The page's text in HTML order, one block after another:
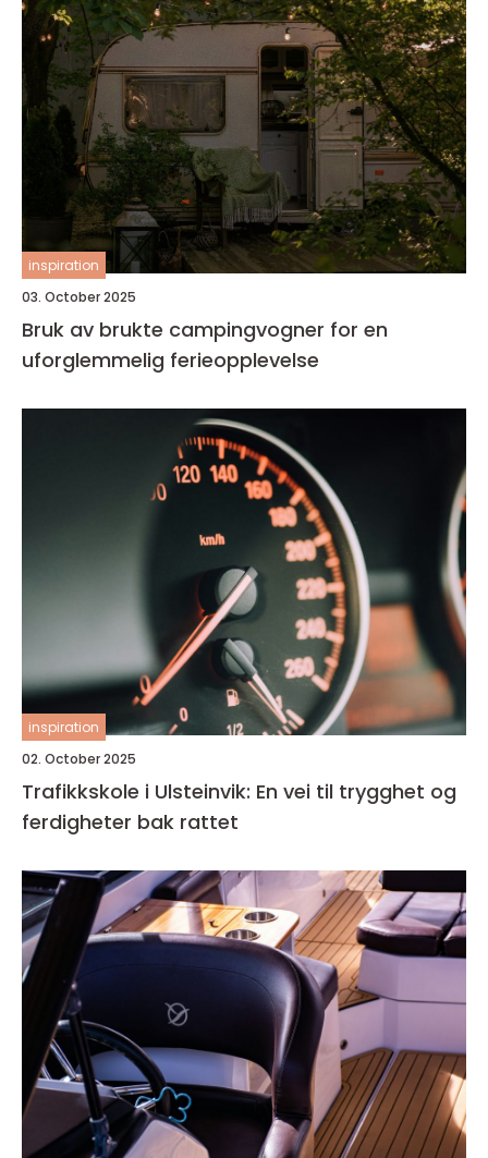
inspiration
03. October 2025
Bruk av brukte campingvogner for en
uforglemmelig ferieopplevelse
inspiration
02. October 2025
Trafikkskole i Ulsteinvik: En vei til trygghet og
ferdigheter bak rattet